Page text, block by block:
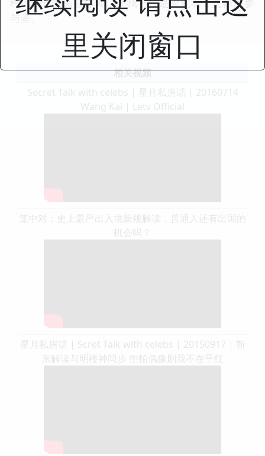
与者。
相关视频
Secret Talk with celebs | 星月私房话 | 20160714
Wang Kai | Letv Official
笼中对：史上最严出入境新规解读，普通人还有出国的
机会吗？
星月私房话 | Scret Talk with celebs | 20150917 | 靳
东解读与明楼神同步 拒拍偶像剧我不在乎红
里关闭窗口